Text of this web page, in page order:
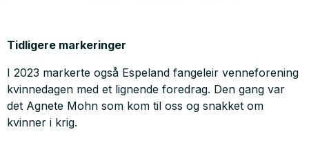
Tidligere markeringer
I 2023 markerte også Espeland fangeleir venneforening
kvinnedagen med et lignende foredrag. Den gang var
det Agnete Mohn som kom til oss og snakket om
kvinner i krig.